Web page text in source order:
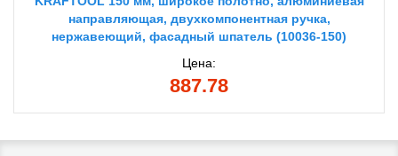
направляющая, двухкомпонентная ручка,
нержавеющий, фасадный шпатель (10036-150)
Цена:
887.78